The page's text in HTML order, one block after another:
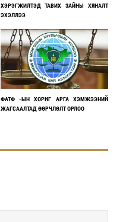
ХЭРЭГЖИЛТЭД ТАВИХ ЗАЙНЫ ХЯНАЛТ
ЭХЭЛЛЭЭ
ФАТФ -ЫН ХОРИГ АРГА ХЭМЖЭЭНИЙ
ЖАГСААЛТАД ӨӨРЧЛӨЛТ ОРЛОО